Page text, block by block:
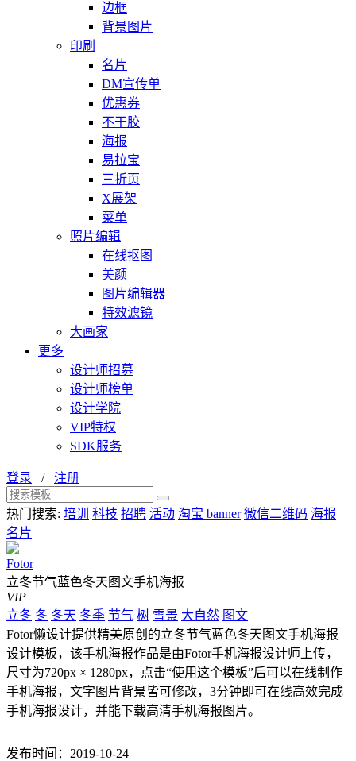
边框
背景图片
印刷
名片
DM宣传单
优惠券
不干胶
海报
易拉宝
三折页
X展架
菜单
照片编辑
在线抠图
美颜
图片编辑器
特效滤镜
大画家
更多
设计师招募
设计师榜单
设计学院
VIP特权
SDK服务
登录 / 注册
热门搜索: 培训 科技 招聘 活动 淘宝 banner 微信二维码 海报
名片
Fotor
立冬节气蓝色冬天图文手机海报
VIP
立冬 冬 冬天 冬季 节气 树 雪景 大自然 图文
Fotor懒设计提供精美原创的立冬节气蓝色冬天图文手机海报
设计模板，该手机海报作品是由Fotor手机海报设计师上传，
尺寸为720px × 1280px，点击“使用这个模板”后可以在线制作
手机海报，文字图片背景皆可修改，3分钟即可在线高效完成
手机海报设计，并能下载高清手机海报图片。
发布时间：2019-10-24